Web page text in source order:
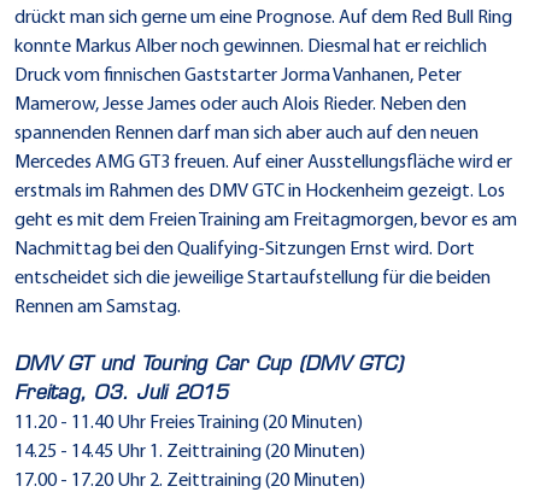
drückt man sich gerne um eine Prognose. Auf dem Red Bull Ring
konnte Markus Alber noch gewinnen. Diesmal hat er reichlich
Druck vom finnischen Gaststarter Jorma Vanhanen, Peter
Mamerow, Jesse James oder auch Alois Rieder. Neben den
spannenden Rennen darf man sich aber auch auf den neuen
Mercedes AMG GT3 freuen. Auf einer Ausstellungsfläche wird er
erstmals im Rahmen des DMV GTC in Hockenheim gezeigt. Los
geht es mit dem Freien Training am Freitagmorgen, bevor es am
Nachmittag bei den Qualifying-Sitzungen Ernst wird. Dort
entscheidet sich die jeweilige Startaufstellung für die beiden
Rennen am Samstag.
DMV GT und Touring Car Cup (DMV GTC)
Freitag, 03. Juli 2015
11.20 - 11.40 Uhr Freies Training (20 Minuten)
14.25 - 14.45 Uhr 1. Zeittraining (20 Minuten)
17.00 - 17.20 Uhr 2. Zeittraining (20 Minuten)